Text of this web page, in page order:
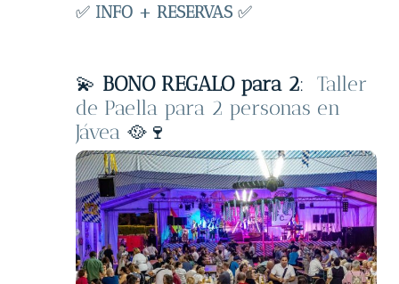
✅ INFO + RESERVAS ✅
💫 BONO REGALO para 2: Taller
de Paella para 2 personas en
Jávea 🥘🍷